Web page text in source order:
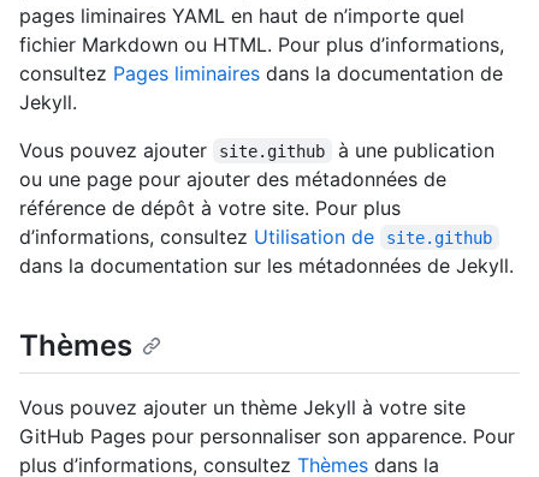
pages liminaires YAML en haut de n’importe quel
fichier Markdown ou HTML. Pour plus d’informations,
consultez Pages liminaires dans la documentation de
Jekyll.
Vous pouvez ajouter
site.github
à une publication
ou une page pour ajouter des métadonnées de
référence de dépôt à votre site. Pour plus
d’informations, consultez Utilisation de site.github
dans la documentation sur les métadonnées de Jekyll.
Thèmes
Vous pouvez ajouter un thème Jekyll à votre site
GitHub Pages pour personnaliser son apparence. Pour
plus d’informations, consultez Thèmes dans la